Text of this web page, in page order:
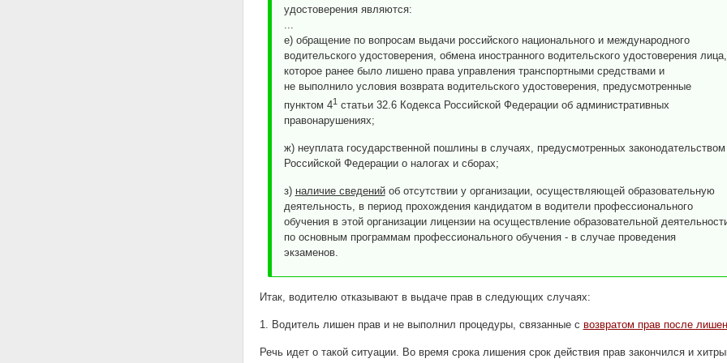
удостоверения являются:
е) обращение по вопросам выдачи российского национального и международного
водительского удостоверения, обмена иностранного водительского удостоверения лица,
которое ранее было лишено права управления транспортными средствами и
не выполнило условия возврата водительского удостоверения, предусмотренные
пунктом 41статьи 32.6 Кодекса Российской Федерации об административных
правонарушениях;
ж) неуплата государственной пошлины в случаях, предусмотренных законодательством
Российской Федерации о налогах и сборах;
з) наличие сведенийоб отсутствии у организации, осуществляющей образовательную
деятельность, в период прохождения кандидатом в водители профессионального
обучения в этой организации лицензии на осуществление образовательной
по основным программам профессионального обучения - в случае проведения
экзаменов.
Итак, водителю отказывают в выдаче прав в следующих случаях:
1. Водитель лишен прав и не выполнил процедуры, связанные с возвратом прав после
Речь идет о такой ситуации. Во время срока лишения срок действия прав закончился и